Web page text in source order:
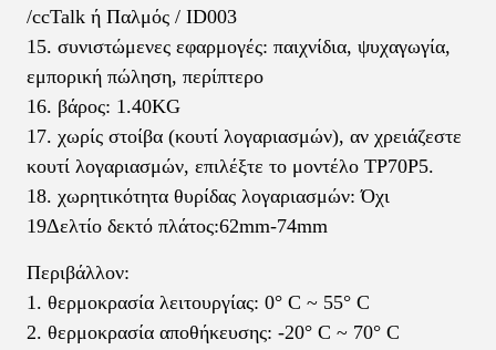
/ccTalk ή Παλμός / ID003
15. συνιστώμενες εφαρμογές: παιχνίδια, ψυχαγωγία,
εμπορική πώληση, περίπτερο
16. βάρος: 1.40KG
17. χωρίς στοίβα (κουτί λογαριασμών), αν χρειάζεστε
κουτί λογαριασμών, επιλέξτε το μοντέλο TP70P5.
18. χωρητικότητα θυρίδας λογαριασμών: Όχι
19Δελτίο δεκτό πλάτος:62mm-74mm
Περιβάλλον:
1. θερμοκρασία λειτουργίας: 0° C ~ 55° C
2. θερμοκρασία αποθήκευσης: -20° C ~ 70° C